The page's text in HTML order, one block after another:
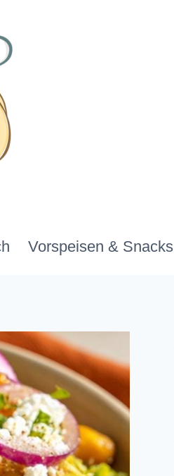
Vorspeisen & Snacks